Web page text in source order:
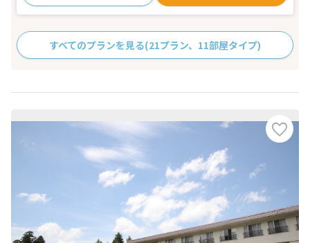
すべてのプランを見る(21プラン、11部屋タイプ)